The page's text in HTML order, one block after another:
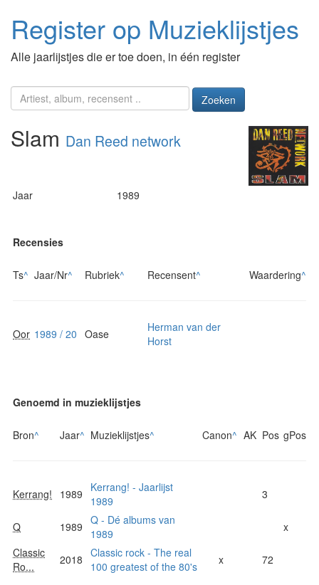
Register op Muzieklijstjes
Alle jaarlijstjes die er toe doen, in één register
Zoeken
Slam Dan Reed network
Jaar 1989
Recensies
Ts^ Jaar/Nr^ Rubriek^ Recensent^ Waardering^
Oor 1989 / 20 Oase
Herman van der
Horst
Genoemd in muzieklijstjes
Bron^ Jaar^ Muzieklijstjes^ Canon^ AK Pos gPos
Kerrang! 1989
Kerrang! - Jaarlijst
1989
3
Q 1989 Q - Dé albums van
1989
x
Classic
Ro...
2018 Classic rock - The real
100 greatest of the 80's
x 72